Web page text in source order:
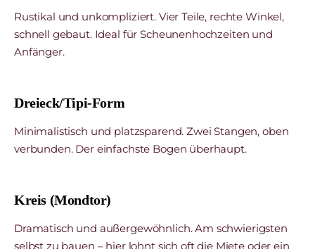
Rustikal und unkompliziert. Vier Teile, rechte Winkel,
schnell gebaut. Ideal für Scheunenhochzeiten und
Anfänger.
Dreieck/Tipi-Form
Minimalistisch und platzsparend. Zwei Stangen, oben
verbunden. Der einfachste Bogen überhaupt.
Kreis (Mondtor)
Dramatisch und außergewöhnlich. Am schwierigsten
selbst zu bauen – hier lohnt sich oft die Miete oder ein